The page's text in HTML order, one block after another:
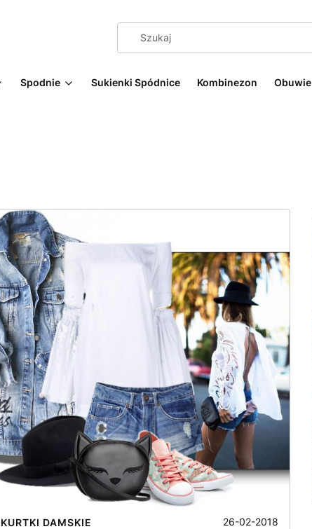
Spodnie Sukienki Spódnice Kombinezon Obuwie
KURTKI DAMSKIE 26-02-2018